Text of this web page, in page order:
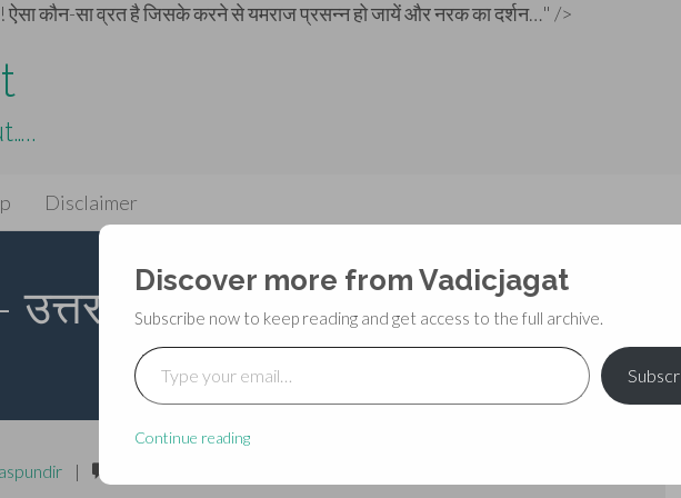
! ऐसा कौन-सा व्रत है जिसके करने से यमराज प्रसन्न हो जायें और नरक का दर्शन…" />
Disclaimer
उत्तरपर्व – अध्याय ८९
aspundir |
Discover more from Vadicjagat
Subscribe now to keep reading and get access to the full archive.
Type your email…
Continue reading